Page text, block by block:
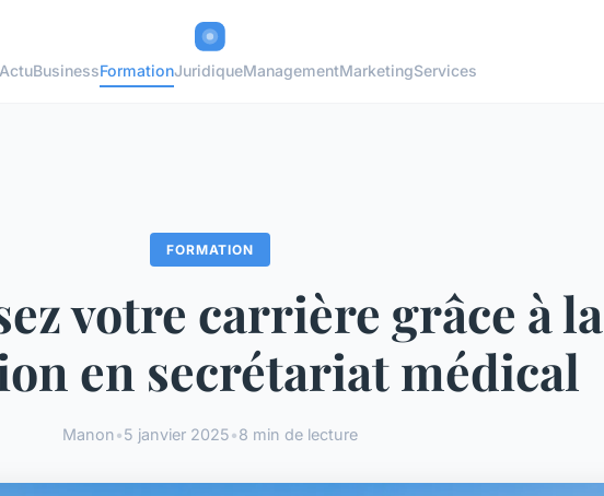
ActuBusinessFormationJuridiqueManagementMarketingServices
FORMATION
votre carrière grâce à la
en secrétariat médical
Manon•5 janvier 2025•8 min de lecture